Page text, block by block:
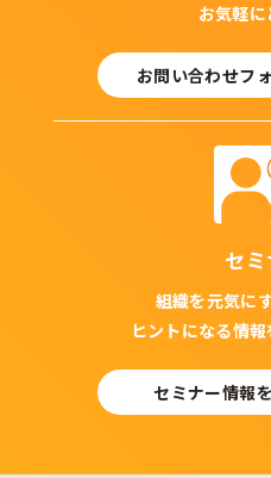
お気軽に
お問い合わせフ
セミ
組織を元気に
ヒントになる情報
セミナー情報